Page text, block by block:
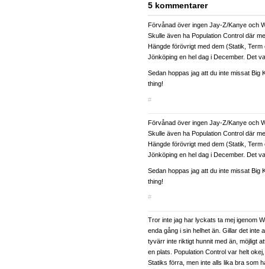
5 kommentarer
Förvånad över ingen Jay-Z/Kanye och
Skulle även ha Population Control där
Hängde förövrigt med dem (Statik,
Jönköping en hel dag i December. Det
Sedan hoppas jag att du inte missat Big
thing!
#
Förvånad över ingen Jay-Z/Kanye och
Skulle även ha Population Control där
Hängde förövrigt med dem (Statik,
Jönköping en hel dag i December. Det
Sedan hoppas jag att du inte missat Big
thing!
#
Tror inte jag har lyckats ta mej igenom
enda gång i sin helhet än. Gillar det inte
tyvärr inte riktigt hunnit med än, möjligt
en plats. Population Control var helt
Statiks förra, men inte alls lika bra som